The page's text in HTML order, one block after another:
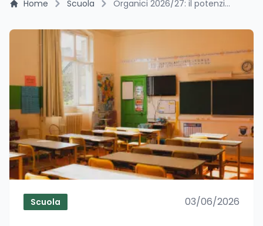
Home Scuola Organici 2026/27: il potenziamento perde 1.407 posti per il terzo anno
Scuola 03/06/2026